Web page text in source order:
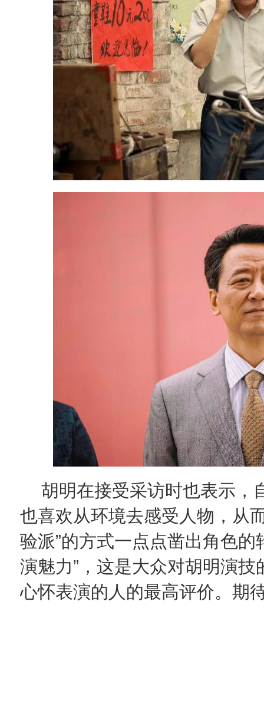
胡明在接受采访时也表示，
也喜欢从环境去感受人物，从
验派”的方式一点点凿出角色
演魅力”，这是大众对胡明演
心怀表演的人的最高评价。期